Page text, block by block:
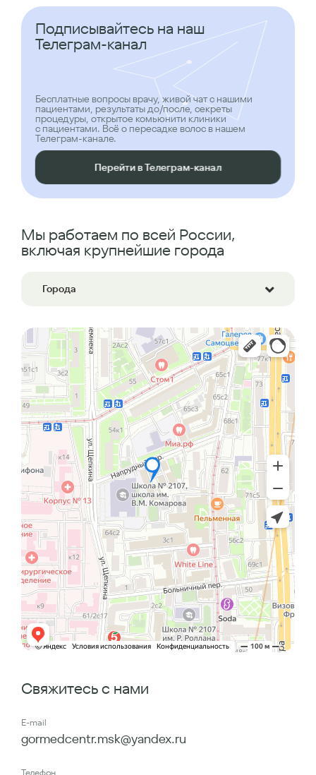
Подписывайтесь на наш
Телеграм-канал
Бесплатные вопросы врачу, живой чат с нашими
пациентами, результаты до/после, секреты
процедуры, открытое комьюнити клиники
с пациентами. Всё о пересадке волос в нашем
Телеграм-канале.
Перейти в Телеграм-канал
Мы работаем по всей России,
включая крупнейшие города
Города
Свяжитесь с нами
E-mail
gormedcentr.msk@yandex.ru
Телефон